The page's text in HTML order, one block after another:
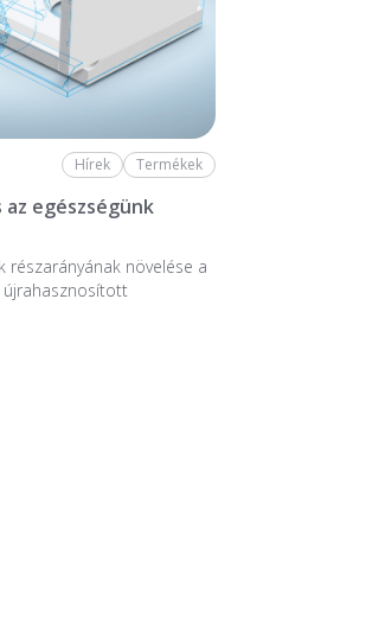
Hírek Termékek
egészségünk
részarányának növelése a
újrahasznosított